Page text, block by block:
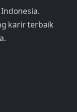
karir terbaik